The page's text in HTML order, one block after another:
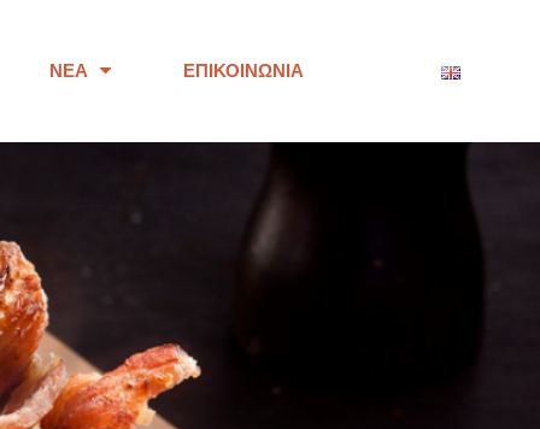
ΝΈΑ ΕΠΙΚΟΙΝΩΝΊΑ